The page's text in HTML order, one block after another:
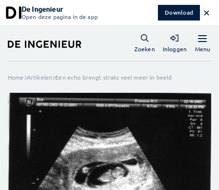
De Ingenieur
Open deze pagina in de app Download ✕
Menu
Zoeken Inloggen
Home Artikelen Een echo brengt straks veel meer in beeld